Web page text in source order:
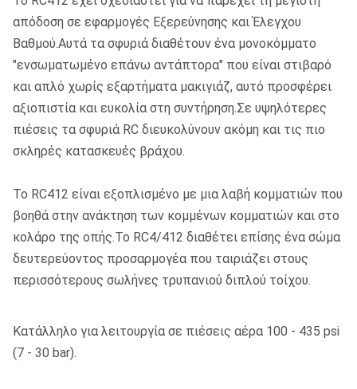
απόδοση σε εφαρμογές Εξερεύνησης και Έλεγχου
Βαθμού.Αυτά τα σφυριά διαθέτουν ένα μονοκόμματο
"ενσωματωμένο επάνω αντάπτορα" που είναι στιβαρό
και απλό χωρίς εξαρτήματα μακιγιάζ, αυτό προσφέρει
αξιοπιστία και ευκολία στη συντήρηση.Σε υψηλότερες
πιέσεις τα σφυριά RC διευκολύνουν ακόμη και τις πιο
σκληρές κατασκευές βράχου.
Το RC412 είναι εξοπλισμένο με μια λαβή κομματιών που
βοηθά στην ανάκτηση των κομμένων κομματιών και στο
κολάρο της οπής.Το RC4/412 διαθέτει επίσης ένα σώμα
δευτερεύοντος προσαρμογέα που ταιριάζει στους
περισσότερους σωλήνες τρυπανιού διπλού τοίχου.
Κατάλληλο για λειτουργία σε πιέσεις αέρα 100 - 435 psi
(7 - 30 bar).